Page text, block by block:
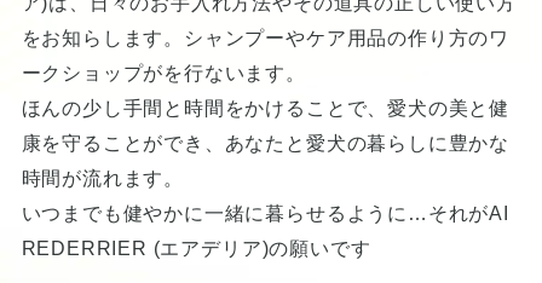
をお知らします。シャンプーやケア用品の作り方のワ
ークショップがを行ないます。
ほんの少し手間と時間をかけることで、愛犬の美と健
康を守ることができ、あなたと愛犬の暮らしに豊かな
時間が流れます。
いつまでも健やかに一緒に暮らせるように…それがAI
REDERRIER (エアデリア)の願いです